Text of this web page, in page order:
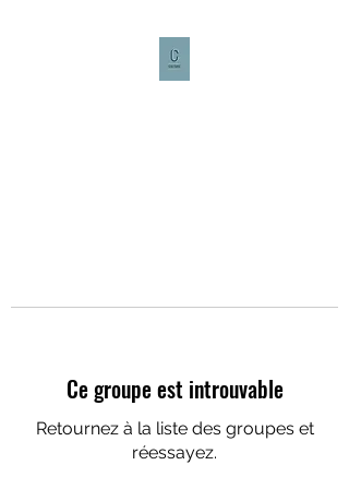
Ce groupe est introuvable
Retournez à la liste des groupes et
réessayez.